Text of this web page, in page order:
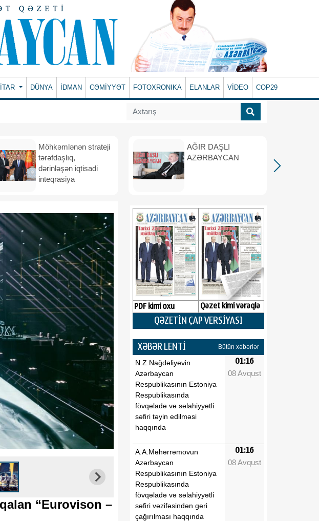
DÜNYA İDMAN CƏMİYYƏT FOTOXRONIKA ELANLAR VİDEO COP29
Möhkəmlənən strateji
tərəfdaşlıq,
dərinləşən iqtisadi
inteqrasiya
AĞIR DAŞLI
AZƏRBAYCAN
“Eurovison –
PDF kimi oxu Qəzet kimi vərəqlə
QƏZETİN ÇAP VERSİYASI
XƏBƏR LENTİ Bütün xəbərlər
N.Z.Nağdəliyevin
Azərbaycan
Respublikasının Estoniya
Respublikasında
fövqəladə və səlahiyyətli
səfiri təyin edilməsi
haqqında
01:16
08 Avqust
A.A.Məhərrəmovun
Azərbaycan
Respublikasının Estoniya
Respublikasında
fövqəladə və səlahiyyətli
səfiri vəzifəsindən geri
çağırılması haqqında
01:16
08 Avqust